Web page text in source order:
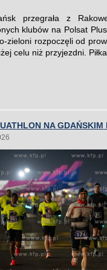
przegrała z
klubów na Polsat
zieloni rozpoczęli od
celu niż przyjezdni. Piłka
NA GDAŃSKIM